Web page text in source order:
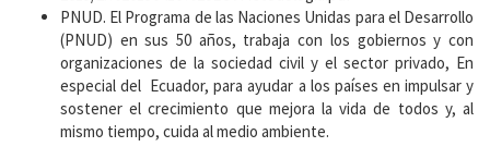
PNUD. El Programa de las Naciones Unidas para el Desarrollo
(PNUD) en sus 50 años, trabaja con los gobiernos y con
organizaciones de la sociedad civil y el sector privado, En
especial del Ecuador, para ayudar a los países en impulsar y
sostener el crecimiento que mejora la vida de todos y, al
mismo tiempo, cuida al medio ambiente.